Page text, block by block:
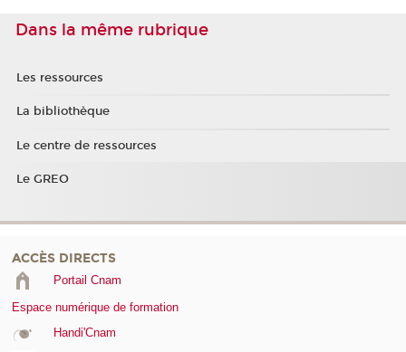
Dans la même rubrique
Les ressources
La bibliothèque
Le centre de ressources
Le GREO
ACCÈS DIRECTS
Portail Cnam
Espace numérique de formation
Handi'Cnam